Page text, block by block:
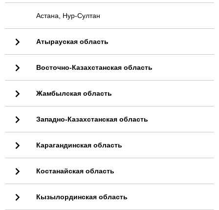
Астана, Нур-Султан
Атырауская область
Восточно-Казахстанская область
Жамбылская область
Западно-Казахстанская область
Карагандинская область
Костанайская область
Кызылординская область